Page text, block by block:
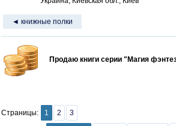
◄ книжные полки
Продаю книги серии "Магия
Страницы: 1 2 3